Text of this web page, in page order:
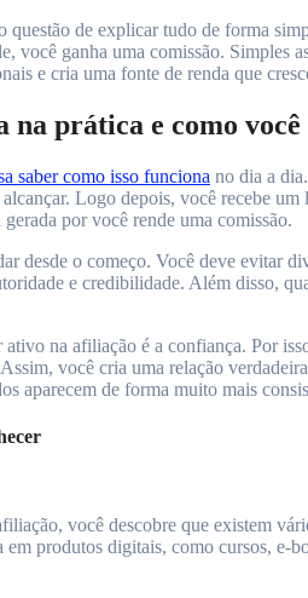
de explicar tudo de forma
ganha uma comissão. Simples
e cria uma fonte de renda que
prática e como
saber como isso funciona no dia a
Logo depois, você recebe
por você rende uma comissão.
desde o começo. Você deve evitar
e credibilidade. Além disso,
na afiliação é a confiança. Por
você cria uma relação
aparecem de forma muito mais
você descobre que existem
produtos digitais, como cursos, e-